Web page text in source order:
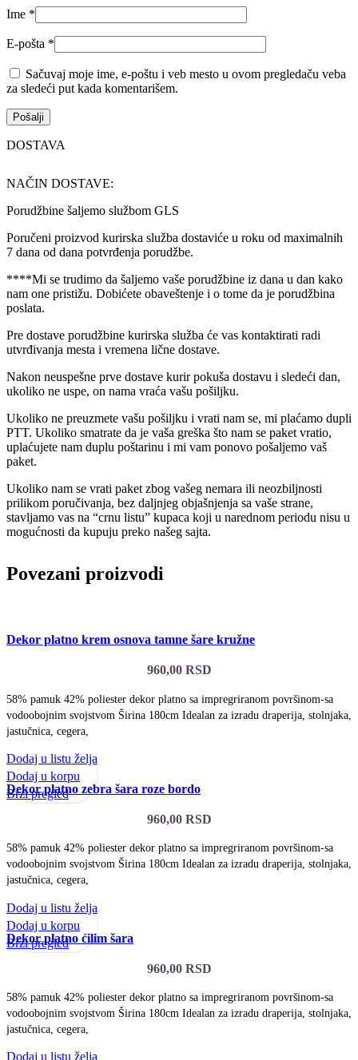
Ime *
E-pošta *
Sačuvaj moje ime, e-poštu i veb mesto u ovom pregledaču veba
za sledeći put kada komentarišem.
DOSTAVA
NAČIN DOSTAVE:
Porudžbine šaljemo službom GLS
Poručeni proizvod kurirska služba dostaviće u roku od maximalnih
7 dana od dana potvrđenja porudžbe.
****Mi se trudimo da šaljemo vaše porudžbine iz dana u dan kako
nam one pristižu. Dobićete obaveštenje i o tome da je porudžbina
poslata.
Pre dostave porudžbine kurirska služba će vas kontaktirati radi
utvrđivanja mesta i vremena lične dostave.
Nakon neuspešne prve dostave kurir pokuša dostavu i sledeći dan,
ukoliko ne uspe, on nama vraća vašu pošiljku.
Ukoliko ne preuzmete vašu pošiljku i vrati nam se, mi plaćamo dupli
PTT. Ukoliko smatrate da je vaša greška što nam se paket vratio,
uplaćujete nam duplu poštarinu i mi vam ponovo pošaljemo vaš
paket.
Ukoliko nam se vrati paket zbog vašeg nemara ili neozbiljnosti
prilikom poručivanja, bez daljnjeg objašnjenja sa vaše strane,
stavljamo vas na “crnu listu” kupaca koji u narednom periodu nisu u
mogućnosti da kupuju preko našeg sajta.
Povezani proizvodi
Dekor platno krem osnova tamne šare kružne
960,00 RSD
58% pamuk 42% poliester dekor platno sa impregriranom površinom-sa
vodoobojnim svojstvom Širina 180cm Idealan za izradu draperija, stolnjaka,
jastučnica, cegera,
Dodaj u listu želja
Dodaj u korpu
Brzi pregled
Dekor platno zebra šara roze bordo
960,00 RSD
58% pamuk 42% poliester dekor platno sa impregriranom površinom-sa
vodoobojnim svojstvom Širina 180cm Idealan za izradu draperija, stolnjaka,
jastučnica, cegera,
Dodaj u listu želja
Dodaj u korpu
Brzi pregled
Dekor platno ćilim šara
960,00 RSD
58% pamuk 42% poliester dekor platno sa impregriranom površinom-sa
vodoobojnim svojstvom Širina 180cm Idealan za izradu draperija, stolnjaka,
jastučnica, cegera,
Dodaj u listu želja